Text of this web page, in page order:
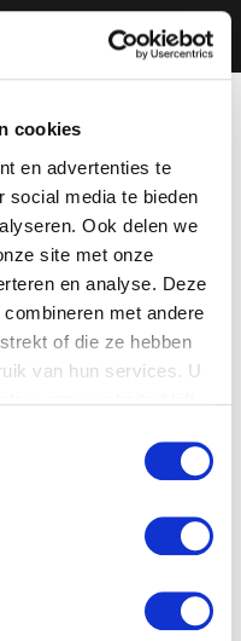
cookies
en advertenties te
social media te bieden
Ook delen we
site met onze
en analyse. Deze
met andere
of die ze hebben
van hun services. U